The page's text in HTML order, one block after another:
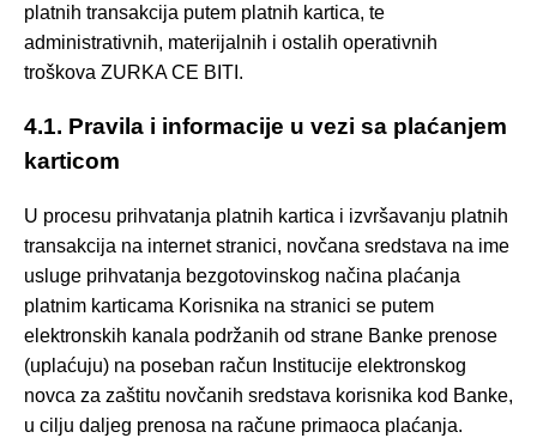
platnih transakcija putem platnih kartica, te
administrativnih, materijalnih i ostalih operativnih
troškova ZURKA CE BITI.
4.1. Pravila i informacije u vezi sa plaćanjem
karticom
U procesu prihvatanja platnih kartica i izvršavanju platnih
transakcija na internet stranici, novčana sredstava na ime
usluge prihvatanja bezgotovinskog načina plaćanja
platnim karticama Korisnika na stranici se putem
elektronskih kanala podržanih od strane Banke prenose
(uplaćuju) na poseban račun Institucije elektronskog
novca za zaštitu novčanih sredstava korisnika kod Banke,
u cilju daljeg prenosa na račune primaoca plaćanja.